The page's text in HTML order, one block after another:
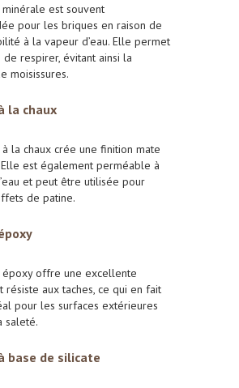
est souvent
pour les briques en raison de
à la vapeur d’eau. Elle permet
de respirer, évitant ainsi la
moisissures.
la chaux
la chaux crée une finition mate
est également perméable à
et peut être utilisée pour
de patine.
époxy offre une excellente
résiste aux taches, ce qui en fait
pour les surfaces extérieures
saleté.
base de silicate